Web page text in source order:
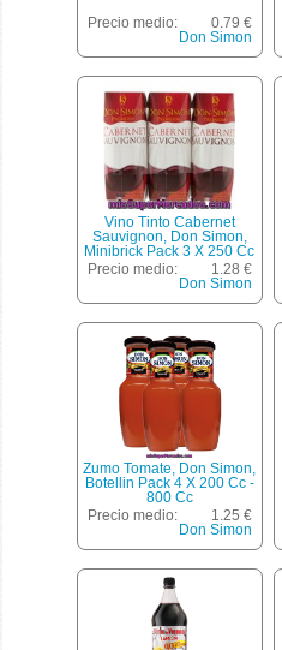
Precio medio:
0.79 €
Don Simon
Vino Tinto Cabernet
Sauvignon, Don Simon,
Minibrick Pack 3 X 250 Cc
- 750 Cc
Precio medio:
1.28 €
Don Simon
Zumo Tomate, Don Simon,
Botellin Pack 4 X 200 Cc -
800 Cc
Precio medio:
1.25 €
Don Simon